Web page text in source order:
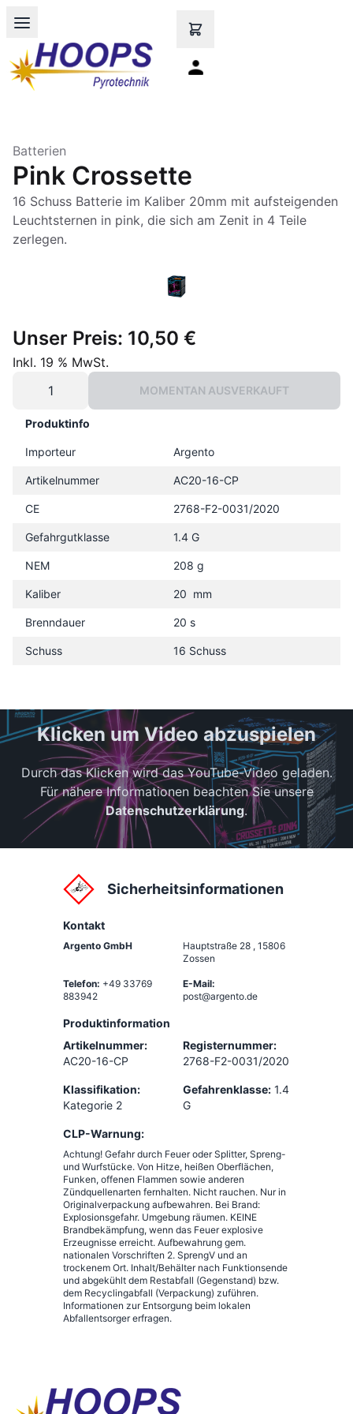
Open main menu
Batterien
Pink Crossette
16 Schuss Batterie im Kaliber 20mm mit aufsteigenden
Leuchtsternen in pink, die sich am Zenit in 4 Teile
zerlegen.
Unser Preis: 10,50 €
Inkl. 19 % MwSt.
MOMENTAN AUSVERKAUFT
Produktinfo
Importeur Argento
Artikelnummer AC20-16-CP
CE 2768-F2-0031/2020
Gefahrgutklasse 1.4 G
NEM 208 g
Kaliber 20 mm
Brenndauer 20 s
Schuss 16 Schuss
Klicken um Video abzuspielen
Durch das Klicken wird das YouTube-Video geladen.
Für nähere Informationen beachten Sie unsere
Datenschutzerklärung.
Sicherheitsinformationen
Kontakt
Argento GmbH Hauptstraße 28 , 15806
Zossen
Telefon: +49 33769
883942
E-Mail:
post@argento.de
Produktinformation
Artikelnummer:
AC20-16-CP
Registernummer:
2768-F2-0031/2020
Klassifikation:
Kategorie 2
Gefahrenklasse: 1.4
G
CLP-Warnung:
Achtung! Gefahr durch Feuer oder Splitter, Spreng-
und Wurfstücke. Von Hitze, heißen Oberflächen,
Funken, offenen Flammen sowie anderen
Zündquellenarten fernhalten. Nicht rauchen. Nur in
Originalverpackung aufbewahren. Bei Brand:
Explosionsgefahr. Umgebung räumen. KEINE
Brandbekämpfung, wenn das Feuer explosive
Erzeugnisse erreicht. Aufbewahrung gem.
nationalen Vorschriften 2. SprengV und an
trockenem Ort. Inhalt/Behälter nach Funktionsende
und abgekühlt dem Restabfall (Gegenstand) bzw.
dem Recyclingabfall (Verpackung) zuführen.
Informationen zur Entsorgung beim lokalen
Abfallentsorger erfragen.